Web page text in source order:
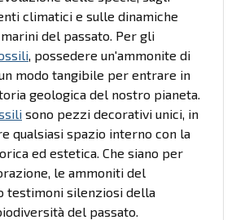
climatici e sulle dinamiche
del passato. Per gli
, possedere un'ammonite di
modo tangibile per entrare in
geologica del nostro pianeta.
sono pezzi decorativi unici, in
qualsiasi spazio interno con la
ed estetica. Che siano per
le ammoniti del
testimoni silenziosi della
del passato.